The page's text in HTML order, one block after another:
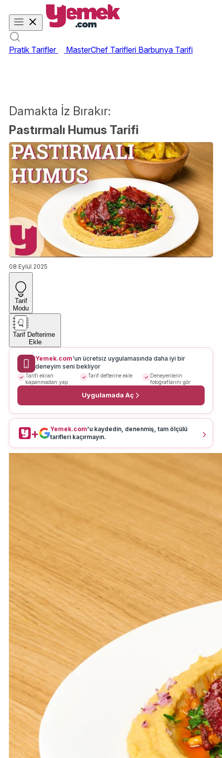
Pratik Tarifler MasterChef Tarifleri Barbunya Tarifi
Damakta İz Bırakır:
Pastırmalı Humus Tarifi
08 Eylül 2025
Tarif
Modu
Tarif Defterime
Ekle
Yemek.com'un ücretsiz uygulamasında daha iyi bir
deneyim seni bekliyor
Tarifi ekran
kapanmadan yap
Tarif defterine ekle
Deneyenlerin
fotoğraflarını gör
Uygulamada Aç
+ Yemek.com'u kaydedin, denenmiş, tam ölçülü
tarifleri kaçırmayın.